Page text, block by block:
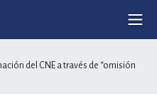
del CNE a través de “omisión